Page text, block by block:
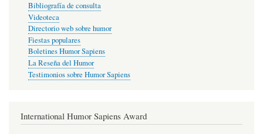
Bibliografía de consulta
Videoteca
Directorio web sobre humor
Fiestas populares
Boletines Humor Sapiens
La Reseña del Humor
Testimonios sobre Humor Sapiens
International Humor Sapiens Award